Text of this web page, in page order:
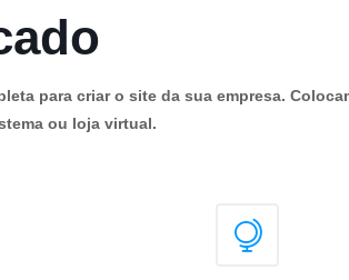
para criar o site da sua empresa.
ou loja virtual.